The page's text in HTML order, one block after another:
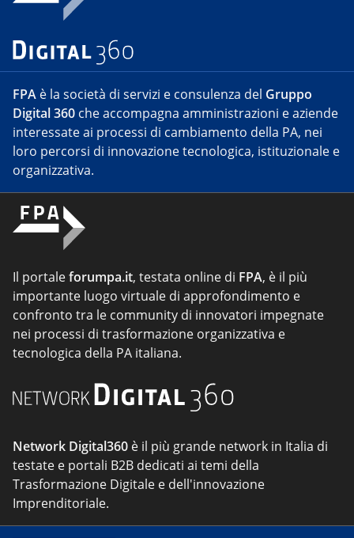
FPA è la società di servizi e consulenza del Gruppo
Digital 360 che accompagna amministrazioni e aziende
interessate ai processi di cambiamento della PA, nei
loro percorsi di innovazione tecnologica, istituzionale e
organizzativa.
Il portaleforumpa.it, testata online di FPA, è il più
importante luogo virtuale di approfondimento e
confronto tra le community di innovatori impegnate
nei processi di trasformazione organizzativa e
tecnologica della PA italiana.
Network Digital360 è il più grande network in Italia di
testate e portali B2B dedicati ai temi della
Trasformazione Digitale e dell'innovazione
Imprenditoriale.